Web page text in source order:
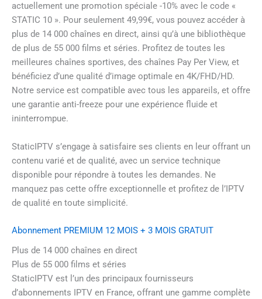
actuellement une promotion spéciale -10% avec le code «
STATIC 10 ». Pour seulement 49,99€, vous pouvez accéder à
plus de 14 000 chaînes en direct, ainsi qu’à une bibliothèque
de plus de 55 000 films et séries. Profitez de toutes les
meilleures chaînes sportives, des chaînes Pay Per View, et
bénéficiez d’une qualité d’image optimale en 4K/FHD/HD.
Notre service est compatible avec tous les appareils, et offre
une garantie anti-freeze pour une expérience fluide et
ininterrompue.
StaticIPTV s’engage à satisfaire ses clients en leur offrant un
contenu varié et de qualité, avec un service technique
disponible pour répondre à toutes les demandes. Ne
manquez pas cette offre exceptionnelle et profitez de l’IPTV
de qualité en toute simplicité.
Abonnement PREMIUM 12 MOIS + 3 MOIS GRATUIT
Plus de 14 000 chaînes en direct
Plus de 55 000 films et séries
StaticIPTV est l’un des principaux fournisseurs
d’abonnements IPTV en France, offrant une gamme complète